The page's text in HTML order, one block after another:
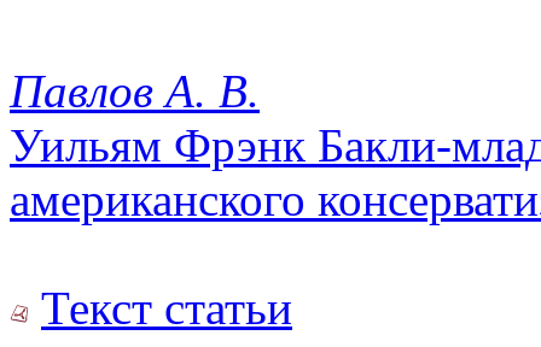
Павлов А. В.
Уильям Фрэнк Бакли-
американского
Текст статьи